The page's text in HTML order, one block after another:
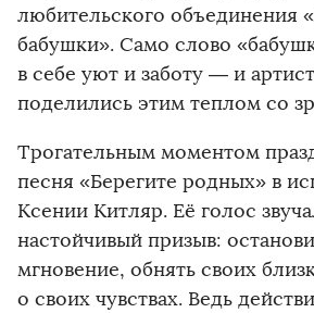
любительского объединения
бабушки». Само слово
в себе уют и заботу — и
поделились этим теплом со
Трогательным моментом
песня «Берегите родных» в
Ксении Китляр. Её голос
настойчивый призыв:
мгновение, обнять своих
о своих чувствах. Ведь